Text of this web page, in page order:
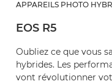
APPAREILS PHOTO
EOS R5
Oubliez ce que vous
hybrides. Les
vont révolutionner